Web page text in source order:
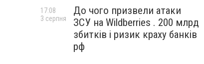
До чого призвели атаки
ЗСУ на Wildberries . 200 млрд
збитків і ризик краху банків
рф
17:08
3 серпня